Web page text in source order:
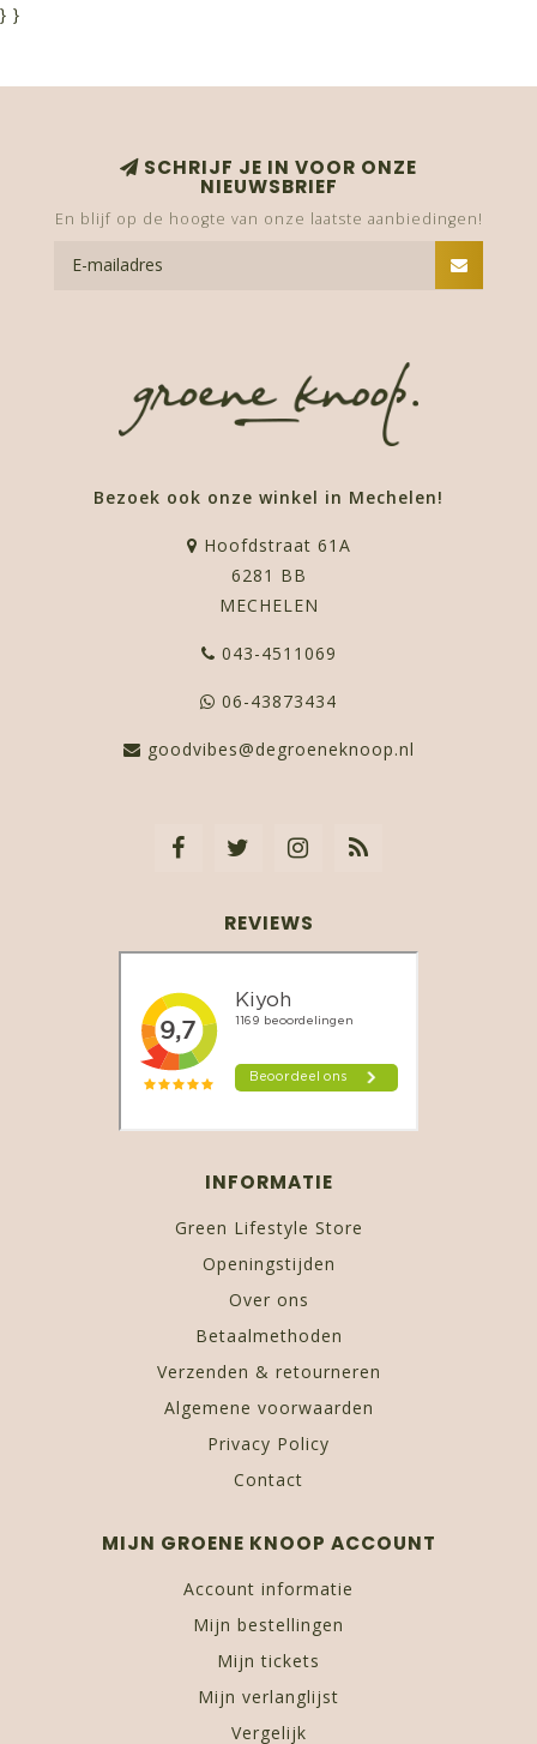
} }
SCHRIJF JE IN VOOR ONZE
NIEUWSBRIEF
En blijf op de hoogte van onze laatste aanbiedingen!
Bezoek ook onze winkel in Mechelen!
Hoofdstraat 61A
6281 BB
MECHELEN
043-4511069
06-43873434
goodvibes@degroeneknoop.nl
REVIEWS
INFORMATIE
Green Lifestyle Store
Openingstijden
Over ons
Betaalmethoden
Verzenden & retourneren
Algemene voorwaarden
Privacy Policy
Contact
MIJN GROENE KNOOP ACCOUNT
Account informatie
Mijn bestellingen
Mijn tickets
Mijn verlanglijst
Vergelijk